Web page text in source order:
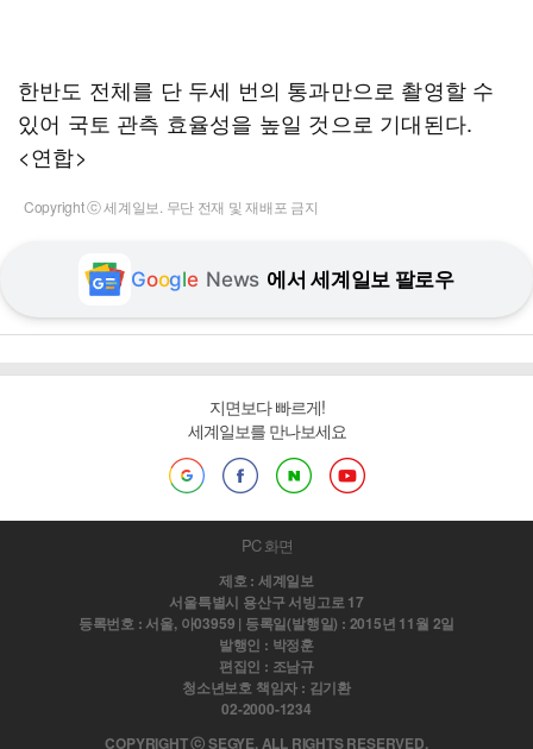
한반도 전체를 단 두세 번의 통과만으로 촬영할 수
있어 국토 관측 효율성을 높일 것으로 기대된다.
<연합>
Copyright ⓒ 세계일보. 무단 전재 및 재배포 금지
Google News 에서 세계일보 팔로우
지면보다 빠르게!
세계일보를 만나보세요
PC 화면
제호 : 세계일보
서울특별시 용산구 서빙고로 17
등록번호 : 서울, 아03959 | 등록일(발행일) : 2015년 11월 2일
발행인 : 박정훈
편집인 : 조남규
청소년보호 책임자 : 김기환
02-2000-1234
COPYRIGHT ⓒ SEGYE. ALL RIGHTS RESERVED.